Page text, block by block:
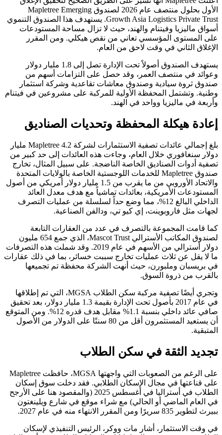
الأول بحلول منتصف عام 2026 لصندوق Mapletree Emerging
Growth Asia Logistics Private Trust. يستهدف هذا الصندوق التنموي
أسواق ماليزيا وفيتنام والهند، حيث لا تزال مساحة المستودعات
على المستوى المؤسسي تعاني من نقص هيكلي. ومن المقرر
الإغلاق الثاني في وقت لاحق من العام.
يستهدف الصندوق أصولاً تحت الإدارة تصل إلى 1.8 مليار دولار
وعوائد في منتصف العمر، وقد حصل على التزامات أسهم من
صندوق ثروة سيادية وصندوق معاشات تقاعدية وشركة استثمار
وطنية. وتشتمل المحفظة الأولية للمركبة على مشروعين في فيتنام
وأربعة في ماليزيا وواحد في الهند.
إعادة هيكلة المحفظة وتحديات الصناديق
بلغ إجمالي عائدات تصفية الاستثمارات لشركة Mapletree 4.2 مليار
دولار سنغافوري خلال العام، وجاءت هذه العائدات إلى حد كبير من
تصفية أدوات الصناديق الخاصة الناضجة. على سبيل المثال، تخارج
صندوق Mapletree للخدمات اللوجستية الخاصة بالولايات المتحدة
والاتحاد الأوروبي من ما يقرب من 1.5 مليار دولار أمريكي من أصول
المستودعات الأمريكية، بعائدات تماشياً مع هدف معدل العائد
الداخلي البالغ 12%، مما وضع حداً لسلسلة من عمليات التصرف
لجهات مثل فاروبوينت، إي كيو تي، ودالفن الصناعية.
كما قامت المجموعة بالتصرف في عدد من العقارات التابعة
لصندوق المكاتب الأسترالي Mascot Trust، الذي جمع 654 مليون
دولار أسترالي من الأسهم في عام 2019. وقد شملت هذه التصرفات
ما لا يقل عن ثلاث عمليات تخارج سببت خسائر، بما في ذلك عقارات
في بريسبان وملبورن، حيث أنهت الشركة محفظة تم تجميعها
بالقرب من ذروة السوق.
وتجري أيضًا تصفية مركبة سكن الطلاب MGSA، التي تم إطلاقها
في عام 2017 بأصول تحت الإدارة بقيمة 1.3 مليار دولار، بعد تحقيق
صافي عائد داخلي بنسبة 1.1% مقابل هدف قدره 12%. ومن المتوقع
أن يستعيد المستثمرون أقل من 80 سنتًا على الدولار من الأصول
المتبقية.
تجديد الثقة في سكن الطلاب
على الرغم من الصعوبات التي واجهتها MGSA، حافظت Mapletree
على قناعتها في مجال الإسكان الطلابي. فقد دخلت سوق إسكان
الطلاب في أستراليا في أغسطس 2025 (والمقصود هنا على الأرجح
في العام الماضي أو الحالي) مع شراء موقع في شارع ويلينغتون
ببيرث لتطوير 835 سريرًا ومن المقرر الانتهاء منه في عام 2027.
في وقت الاستثمار، أشار مات ووكر، الرئيس التنفيذي لإسكان